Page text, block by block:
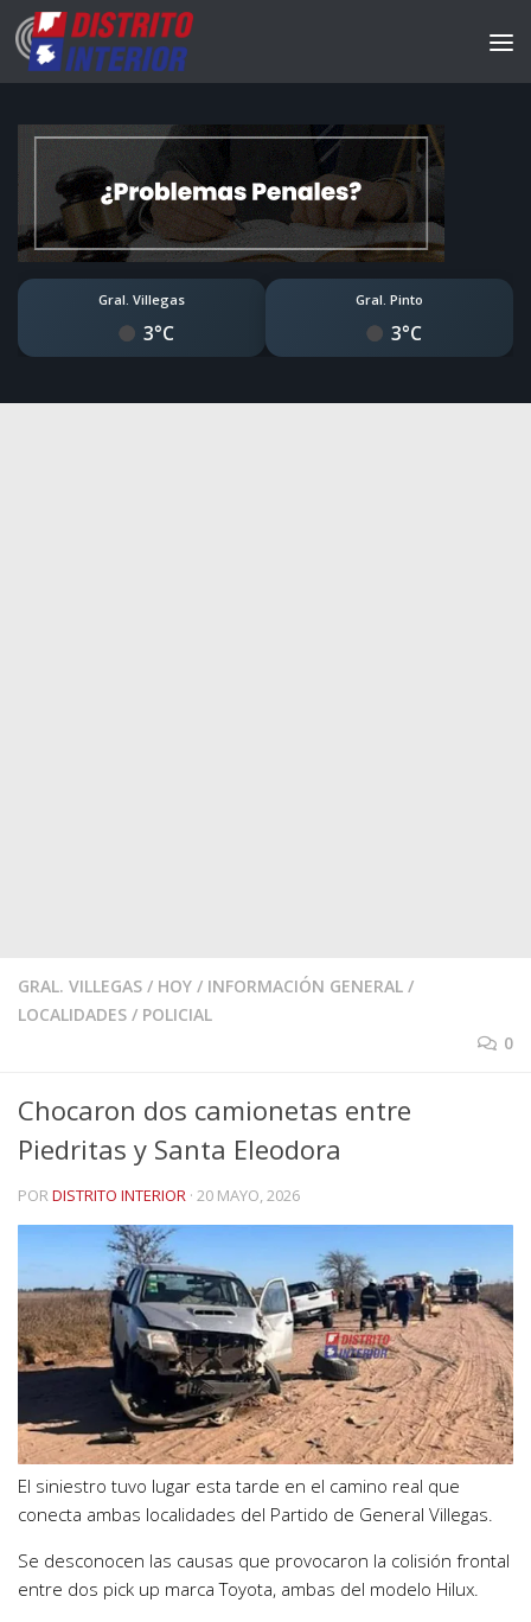
Gral. Villegas
3°C
Gral. Pinto
3°C
GRAL. VILLEGAS / HOY / INFORMACIÓN GENERAL /
LOCALIDADES / POLICIAL
0
Chocaron dos camionetas entre
Piedritas y Santa Eleodora
PORDISTRITO INTERIOR · 20 MAYO, 2026
El siniestro tuvo lugar esta tarde en el camino real que
conecta ambas localidades del Partido de General Villegas.
Se desconocen las causas que provocaron la colisión frontal
entre dos pick up marca Toyota, ambas del modelo Hilux.